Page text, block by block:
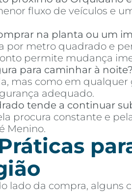
fluxo de veículos e
na planta ou um
por metro quadrado e
permite mudança
para caminhar à noite?
mas como em
adequado.
tende a continuar
procura constante e
Menino.
lado da compra, alguns